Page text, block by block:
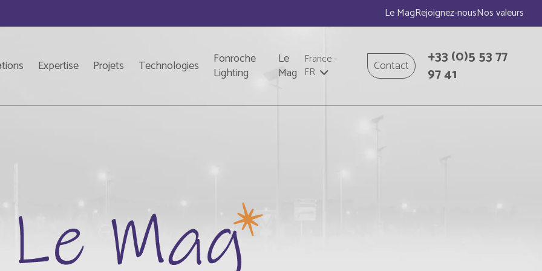
Le MagRejoignez-nousNos valeurs
Expertise Projets Technologies
Fonroche
Lighting
Le
Mag
France-
FR
Contact +33(0)5 53 77
97 41